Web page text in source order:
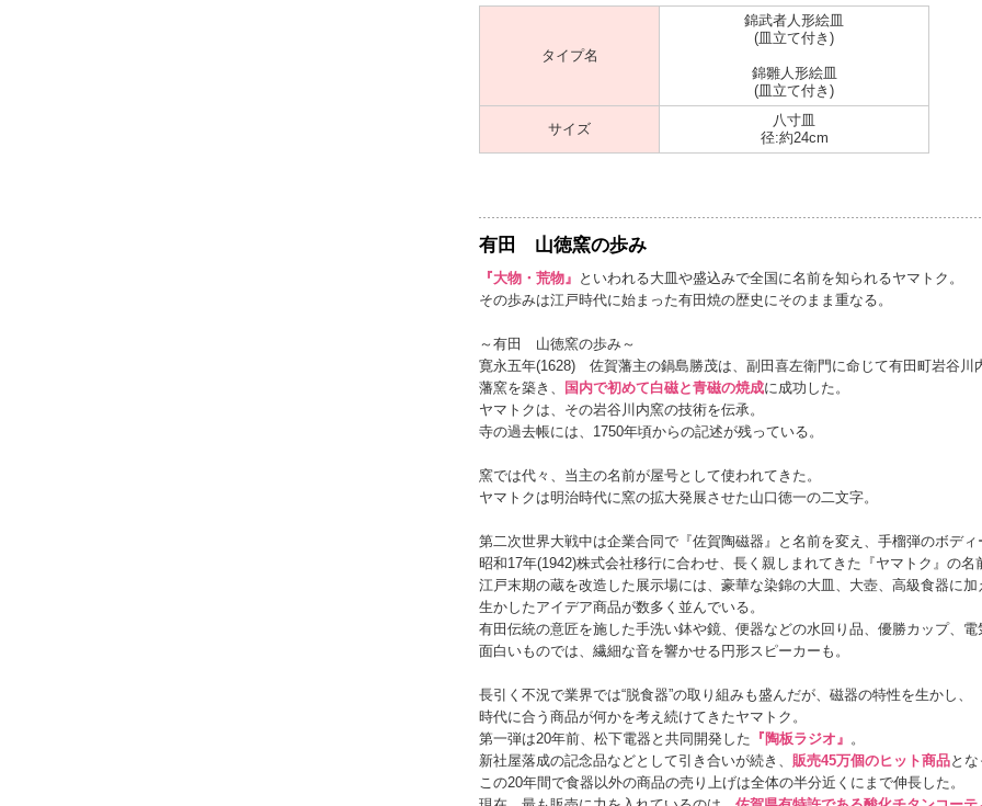
タイプ名
錦武者人形絵皿
(皿立て付き)
錦雛人形絵皿
(皿立て付き)
サイズ
八寸皿
径:約24cm
有田 山徳窯の歩み
『大物・荒物』 といわれる大皿や盛込みで全国に名前を知られるヤマトク。
その歩みは江戸時代に始まった有田焼の歴史にそのまま重なる。
～有田 山徳窯の歩み～
寛永五年(1628) 佐賀藩主の鍋島勝茂は、副田喜左衛門に命じて有田町岩谷川
藩窯を築き、
国内で初めて白磁と青磁の焼成に成功した。
ヤマトクは、その岩谷川内窯の技術を伝承。
寺の過去帳には、1750年頃からの記述が残っている。
窯では代々、当主の名前が屋号として使われてきた。
ヤマトクは明治時代に窯の拡大発展させた山口徳一の二文字。
第二次世界大戦中は企業合同で『佐賀陶磁器』と名前を変え、手榴弾のボデ
昭和17年(1942)株式会社移行に合わせ、長く親しまれてきた『ヤマトク』の名
江戸末期の蔵を改造した展示場には、豪華な染錦の大皿、大壺、高級食器に
生かしたアイデア商品が数多く並んでいる。
有田伝統の意匠を施した手洗い鉢や鏡、便器などの水回り品、優勝カップ、
面白いものでは、繊細な音を響かせる円形スピーカーも。
長引く不況で業界では“脱食器”の取り組みも盛んだが、磁器の特性を生かし、
時代に合う商品が何かを考え続けてきたヤマトク。
第一弾は20年前、松下電器と共同開発した 『陶板ラジオ』 。
新社屋落成の記念品などとして引き合いが続き、 販売45万個のヒット商品と
この20年間で食器以外の商品の売り上げは全体の半分近くにまで伸長した。